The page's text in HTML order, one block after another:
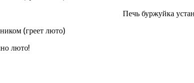
Печь буржуйка
люто!